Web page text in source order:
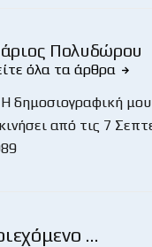
Πολυδώρου
όλα τα άρθρα
Η δημοσιογραφική μου
από τις 7
…